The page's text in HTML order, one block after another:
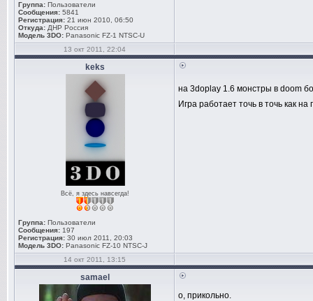
Группа: Пользователи
Сообщения: 5841
Регистрация: 21 июн 2010, 06:50
Откуда: ДНР Россия
Модель 3DO: Panasonic FZ-1 NTSC-U
13 окт 2011, 22:04
keks
Всё, я здесь навсегда!
Группа: Пользователи
Сообщения: 197
Регистрация: 30 июл 2011, 20:03
Модель 3DO: Panasonic FZ-10 NTSC-J
на 3doplay 1.6 монстры в doom
Игра работает точь в точь как на
14 окт 2011, 13:15
samael
о, прикольно.